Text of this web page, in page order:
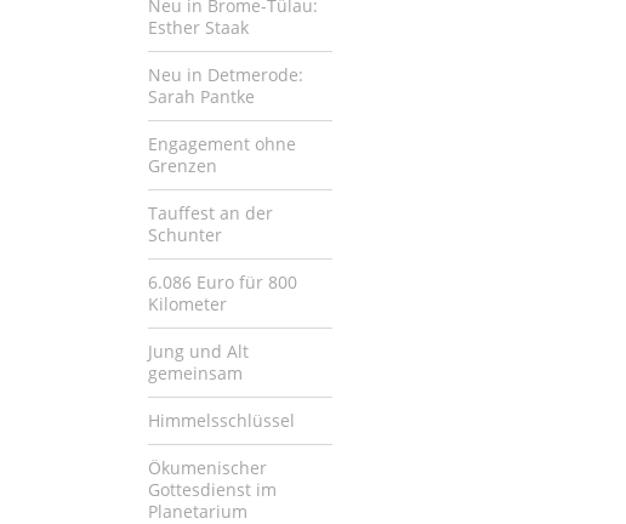
Neu in Brome-Tülau:
Esther Staak
Neu in Detmerode:
Sarah Pantke
Engagement ohne
Grenzen
Tauffest an der
Schunter
6.086 Euro für 800
Kilometer
Jung und Alt
gemeinsam
Himmelsschlüssel
Ökumenischer
Gottesdienst im
Planetarium